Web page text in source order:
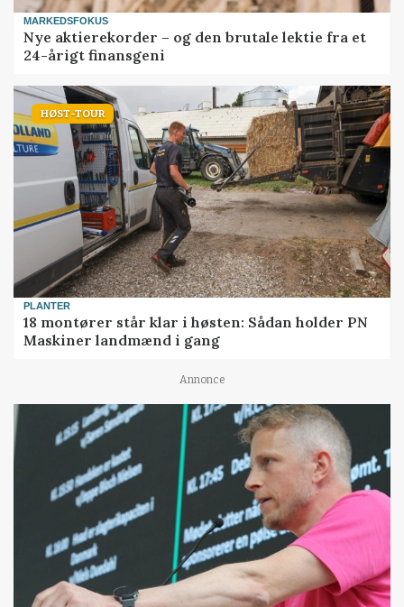
MARKEDSFOKUS
Nye aktierekorder – og den brutale lektie fra et
24-årigt finansgeni
HØST-TOUR
PLANTER
18 montører står klar i høsten: Sådan holder PN
Maskiner landmænd i gang
Annonce